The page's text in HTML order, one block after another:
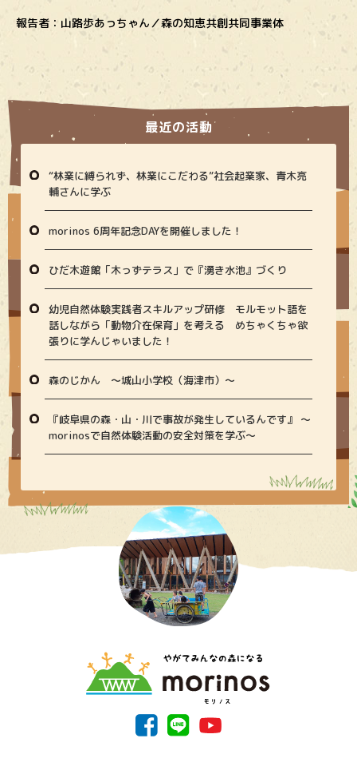
報告者：山路歩あっちゃん／森の知恵共創共同事業体
最近の活動
“林業に縛られず、林業にこだわる”社会起業家、青木亮
輔さんに学ぶ
morinos 6周年記念DAYを開催しました！
ひだ木遊館「木っずテラス」で『湧き水池』づくり
幼児自然体験実践者スキルアップ研修 モルモット語を
話しながら「動物介在保育」を考える めちゃくちゃ欲
張りに学んじゃいました！
森のじかん 〜城山小学校（海津市）〜
『岐阜県の森・山・川で事故が発生しているんです』 〜
morinosで自然体験活動の安全対策を学ぶ〜